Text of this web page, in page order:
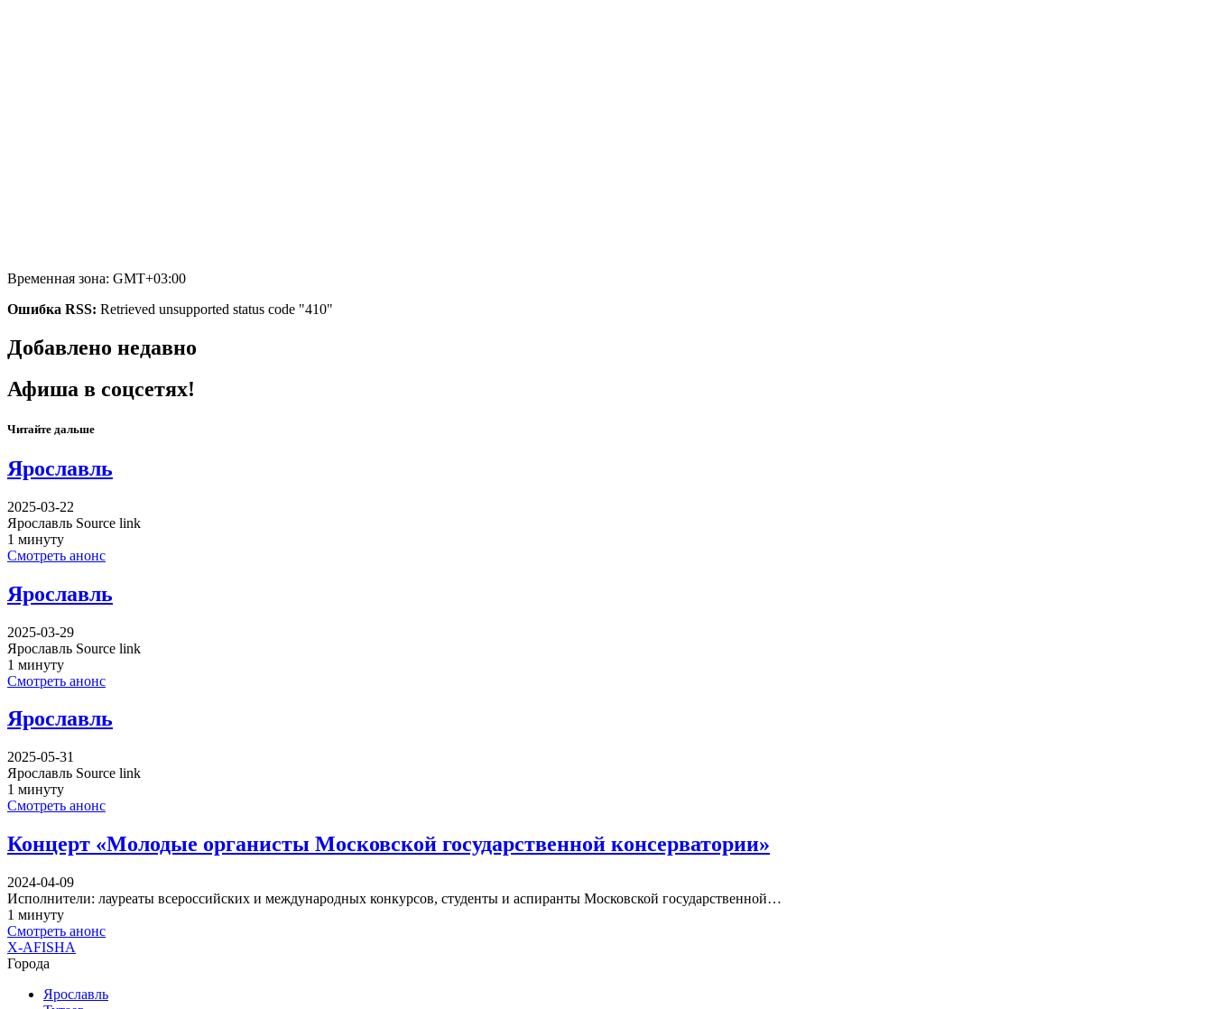
Временная зона: GMT+03:00
Ошибка RSS: Retrieved unsupported status code "410"
Добавлено недавно
Афиша в соцсетях!
Читайте дальше
Ярославль
2025-03-22
Ярославль Source link
1 минуту
Смотреть анонс
Ярославль
2025-03-29
Ярославль Source link
1 минуту
Смотреть анонс
Ярославль
2025-05-31
Ярославль Source link
1 минуту
Смотреть анонс
Концерт «Молодые органисты Московской государственной консерватории»
2024-04-09
Исполнители: лауреаты всероссийских и международных конкурсов, студенты и аспиранты Московской государственной…
1 минуту
Смотреть анонс
X-AFISHA
Города
Ярославль